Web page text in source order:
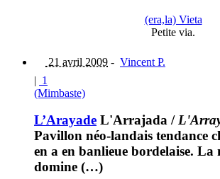
(era,la) Vieta
Petite via.
21 avril 2009 - Vincent P.
| 1
(Mimbaste)
L’Arayade L'Arrajada /
Pavillon néo-landais tendance
en a en banlieue bordelaise. La
domine (…)